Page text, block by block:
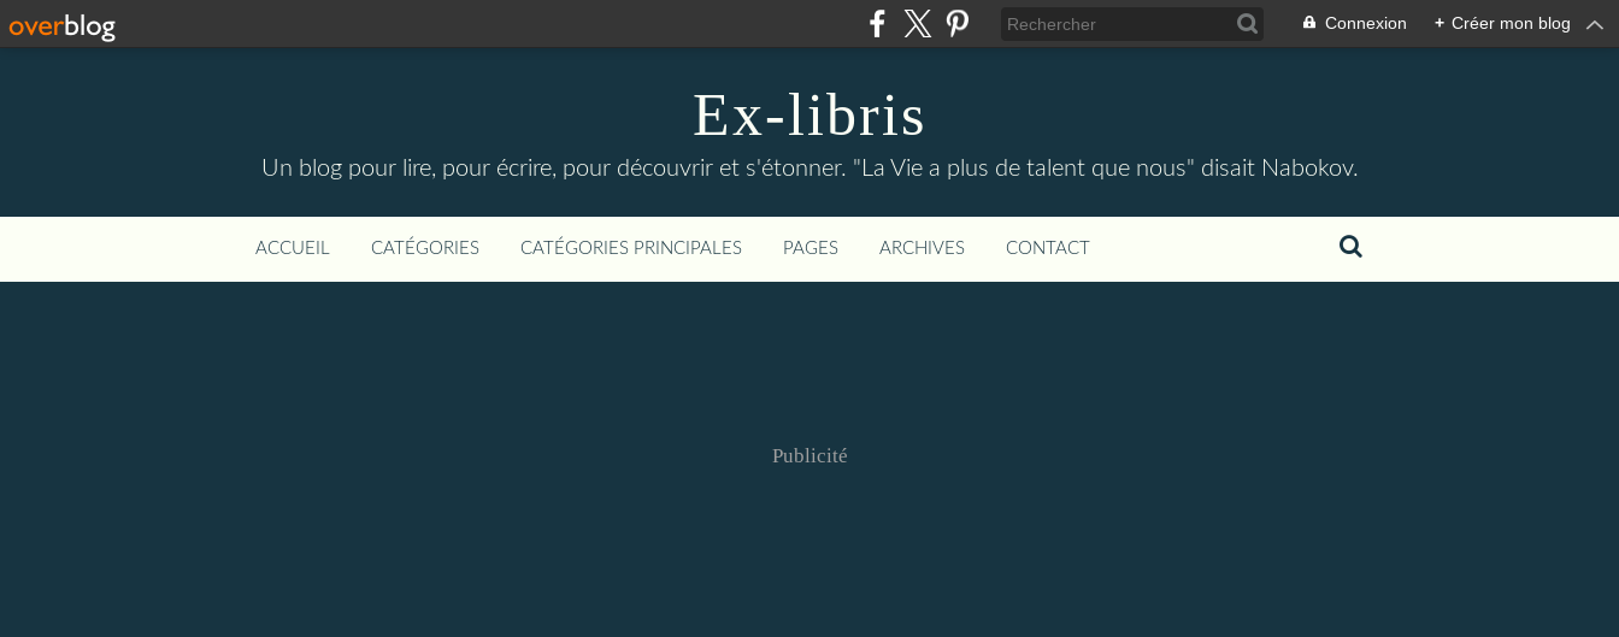
Connexion + Créer mon blog
Ex-libris
Un blog pour lire, pour écrire, pour découvrir et s'étonner. "La Vie a plus de talent que nous" disait Nabokov.
ACCUEIL CATÉGORIES CATÉGORIES PRINCIPALES PAGES ARCHIVES CONTACT
Publicité